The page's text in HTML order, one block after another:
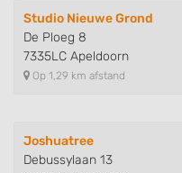
Studio Nieuwe Grond
De Ploeg 8
7335LC Apeldoorn
Op 1,29 km afstand
Joshuatree
Debussylaan 13